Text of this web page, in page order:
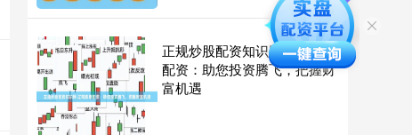
正规炒股配资知识网 辽阳股票
配资：助您投资腾飞，把握财
富机遇